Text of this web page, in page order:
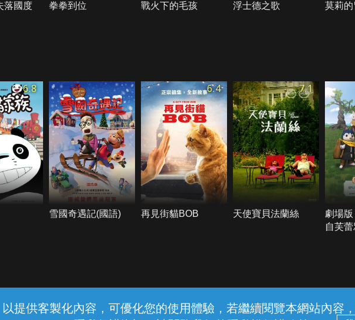
提供客製化內容，可優化您的使用體驗，若繼續閱覽本網站內容
落國度 拳拳到位 戰火下的毛孩 浮士德之歌 莫莉的
6.8
雪國奇遇記(國語)
6.4
再見街貓BOB
7.1
天使寶貝法蘭絲
劇場
自芙
線上客服 服務條款 隱私權保護